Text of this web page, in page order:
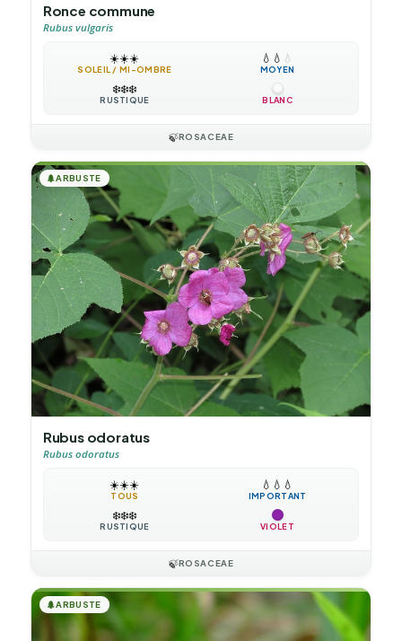
Ronce commune
Rubus vulgaris
☀️☀️☀️
SOLEIL / MI-OMBRE
💧 💧 💧
MOYEN
❄️❄️❄️
RUSTIQUE BLANC
🍃ROSACEAE
🌲ARBUSTE
Rubus odoratus
Rubus odoratus
☀️☀️☀️
TOUS
💧 💧 💧
IMPORTANT
❄️❄️❄️
RUSTIQUE VIOLET
🍃ROSACEAE
🌲ARBUSTE